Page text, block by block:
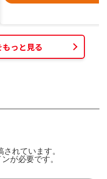
っと見る
れています。
ンが必要です。